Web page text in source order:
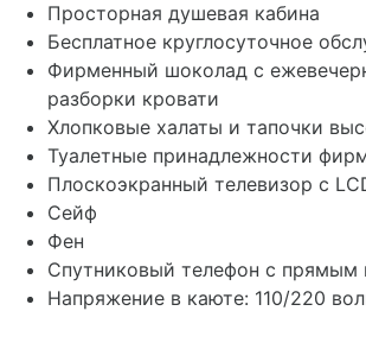
Просторная душевая кабина
Бесплатное круглосуточное
Фирменный шоколад с
разборки кровати
Хлопковые халаты и тапочки
Туалетные принадлежности
Плоскоэкранный телевизор с
Сейф
Фен
Спутниковый телефон с прямым
Напряжение в каюте: 110/220